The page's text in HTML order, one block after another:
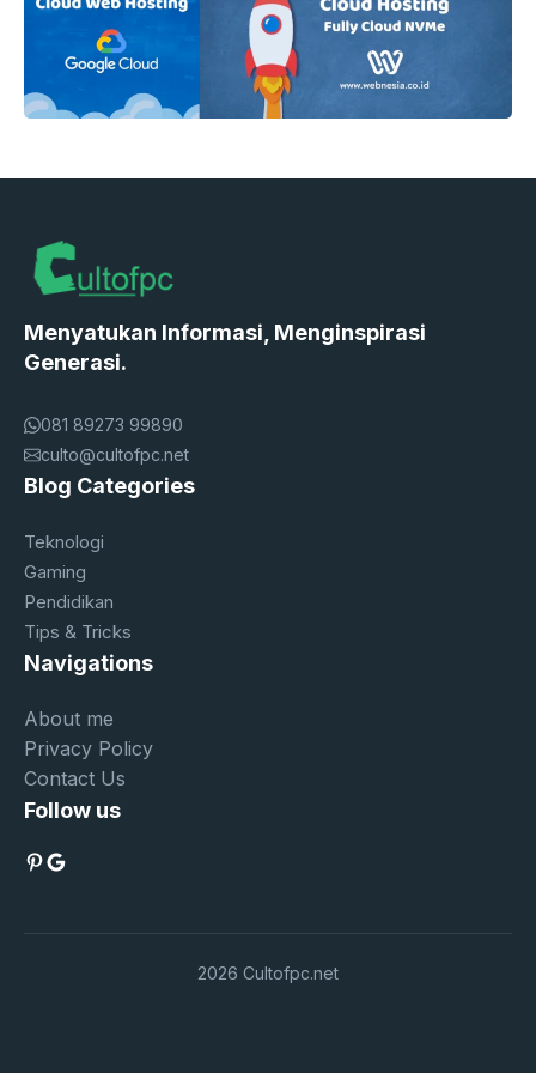
Menyatukan Informasi, Menginspirasi
Generasi.
081 89273 99890
culto@cultofpc.net
Blog Categories
Teknologi
Gaming
Pendidikan
Tips & Tricks
Navigations
About me
Privacy Policy
Contact Us
Follow us
Pinterest
Google
2026 Cultofpc.net